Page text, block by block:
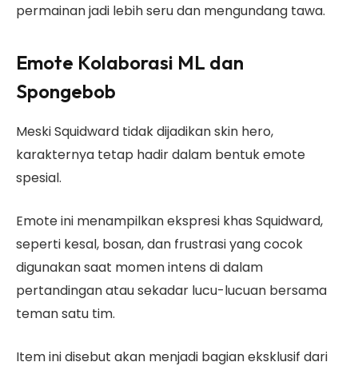
permainan jadi lebih seru dan mengundang tawa.
Emote Kolaborasi ML dan
Spongebob
Meski Squidward tidak dijadikan skin hero,
karakternya tetap hadir dalam bentuk emote
spesial.
Emote ini menampilkan ekspresi khas Squidward,
seperti kesal, bosan, dan frustrasi yang cocok
digunakan saat momen intens di dalam
pertandingan atau sekadar lucu-lucuan bersama
teman satu tim.
Item ini disebut akan menjadi bagian eksklusif dari